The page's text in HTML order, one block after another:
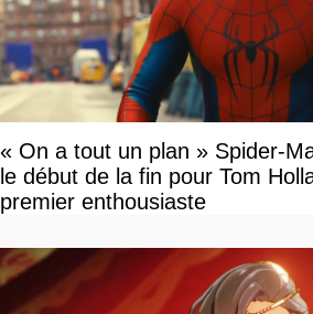
« On a tout un plan » Spider-
le début de la fin pour Tom
premier enthousiaste